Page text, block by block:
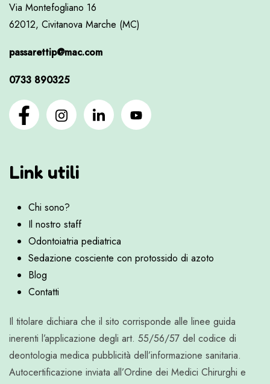
Via Montefogliano 16
62012, Civitanova Marche (MC)
passarettip@mac.com
0733 890325
Link utili
Chi sono?
Il nostro staff
Odontoiatria pediatrica
Sedazione cosciente con protossido di azoto
Blog
Contatti
Il titolare dichiara che il sito corrisponde alle linee guida
inerenti l’applicazione degli art. 55/56/57 del codice di
deontologia medica pubblicità dell’informazione sanitaria.
Autocertificazione inviata all’Ordine dei Medici Chirurghi e